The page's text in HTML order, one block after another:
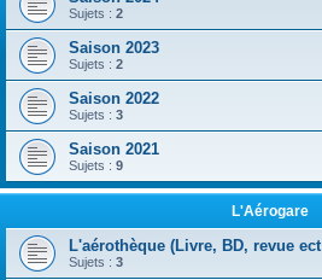
Sujets : 2
Saison 2023
Sujets : 2
Saison 2022
Sujets : 3
Saison 2021
Sujets : 9
L'Aérogare
L'aérothèque (Livre, BD, revue
Sujets : 3